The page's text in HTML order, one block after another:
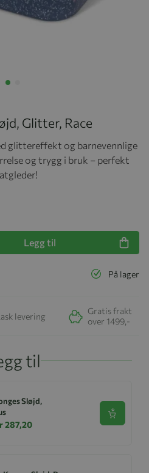
Glitter, Race
glittereffekt og barnevennlige
og trygg i bruk – perfekt
Legg til
På lager
levering
Gratis frakt
over 1499,-
til
Sløjd,
287,20
Se